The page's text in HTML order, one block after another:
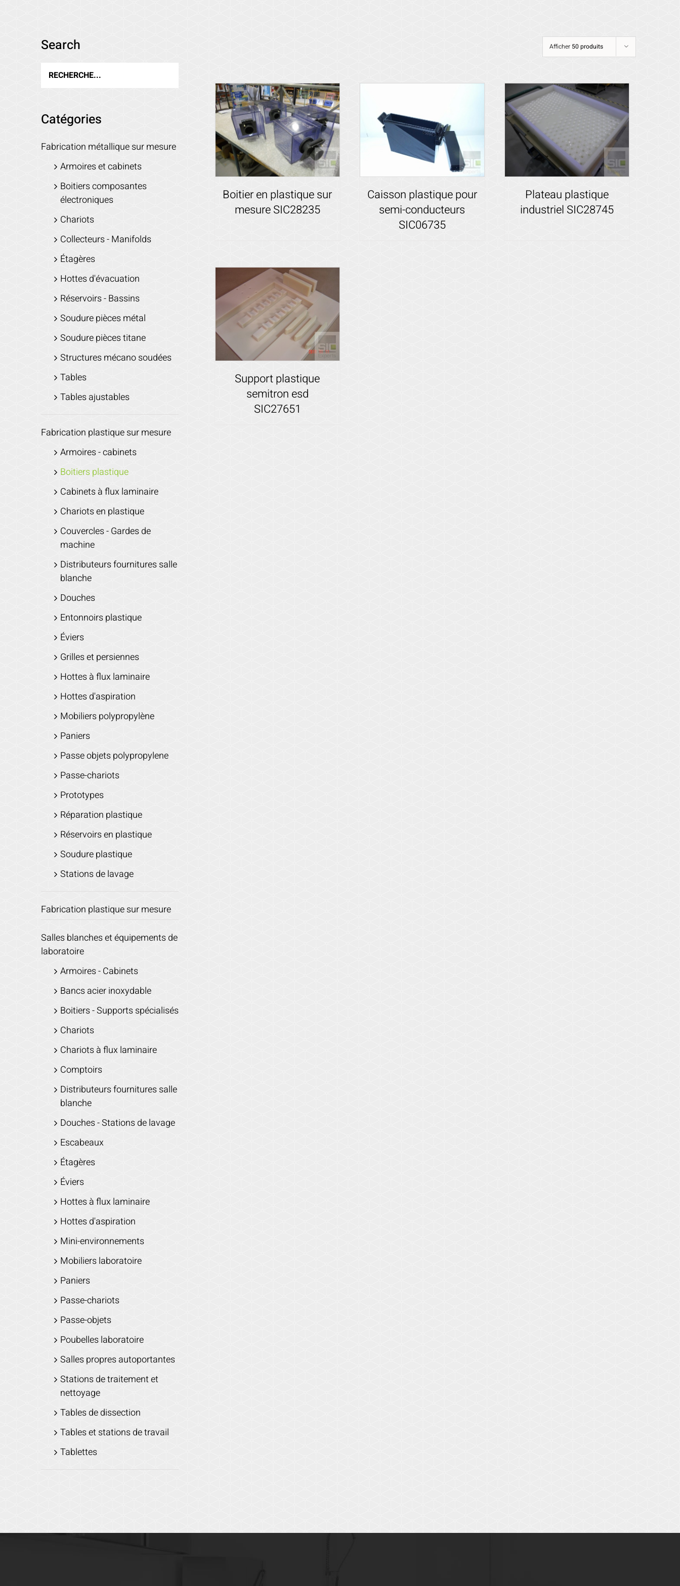
Afficher 50 produits
Boitier en plastique sur
mesure SIC28235
Caisson plastique pour
semi-conducteurs
SIC06735
Plateau plastique
industriel SIC28745
Support plastique
semitron esd
SIC27651
Search
Catégories
Fabrication métallique sur mesure
Armoires et cabinets
Boitiers composantes
électroniques
Chariots
Collecteurs - Manifolds
Étagères
Hottes d'évacuation
Réservoirs - Bassins
Soudure pièces métal
Soudure pièces titane
Structures mécano soudées
Tables
Tables ajustables
Fabrication plastique sur mesure
Armoires - cabinets
Boitiers plastique
Cabinets à flux laminaire
Chariots en plastique
Couvercles - Gardes de
machine
Distributeurs fournitures salle
blanche
Douches
Entonnoirs plastique
Éviers
Grilles et persiennes
Hottes à flux laminaire
Hottes d'aspiration
Mobiliers polypropylène
Paniers
Passe objets polypropylene
Passe-chariots
Prototypes
Réparation plastique
Réservoirs en plastique
Soudure plastique
Stations de lavage
Fabrication plastique sur mesure
Salles blanches et équipements de
laboratoire
Armoires - Cabinets
Bancs acier inoxydable
Boitiers - Supports spécialisés
Chariots
Chariots à flux laminaire
Comptoirs
Distributeurs fournitures salle
blanche
Douches - Stations de lavage
Escabeaux
Étagères
Éviers
Hottes à flux laminaire
Hottes d'aspiration
Mini-environnements
Mobiliers laboratoire
Paniers
Passe-chariots
Passe-objets
Poubelles laboratoire
Salles propres autoportantes
Stations de traitement et
nettoyage
Tables de dissection
Tables et stations de travail
Tablettes